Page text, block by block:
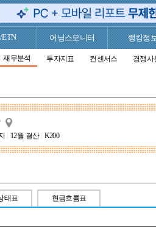
ETN 어닝스모니터 랭킹정
재무분석 투자지표 컨센서스 경쟁사
12월 결산 K200
태표 현금흐름표